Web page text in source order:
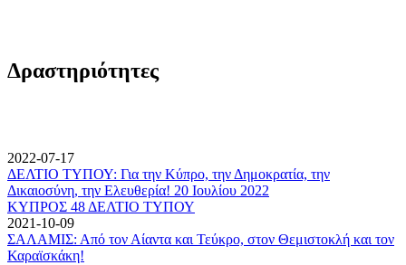
Δραστηριότητες
2022-07-17
ΔΕΛΤΙΟ ΤΥΠΟΥ: Για την Κύπρο, την Δημοκρατία, την
Δικαιοσύνη, την Ελευθερία! 20 Ιουλίου 2022
ΚΥΠΡΟΣ 48 ΔΕΛΤΙΟ ΤΥΠΟΥ
2021-10-09
ΣΑΛΑΜΙΣ: Από τον Αίαντα και Τεύκρο, στον Θεμιστοκλή και τον
Καραϊσκάκη!